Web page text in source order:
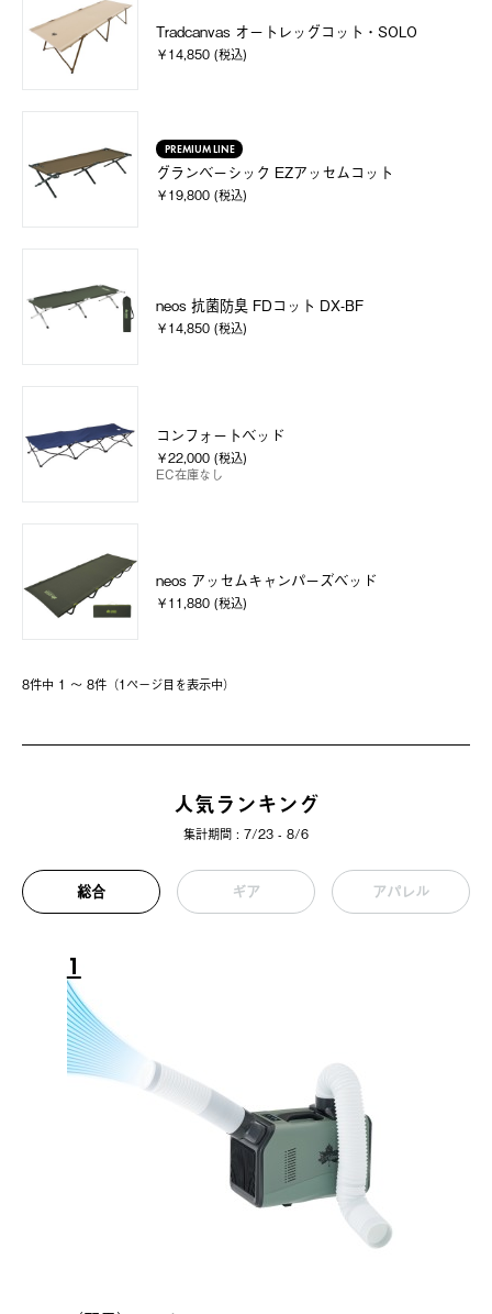
Tradcanvas オートレッグコット・SOLO
￥14,850 (税込)
PREMIUM LINE
グランベーシック EZアッセムコット
￥19,800 (税込)
neos 抗菌防臭 FDコット DX-BF
￥14,850 (税込)
コンフォートベッド
￥22,000 (税込)
EC在庫なし
neos アッセムキャンパーズベッド
￥11,880 (税込)
8件中 1 〜 8件（1ページ⽬を表⽰中）
人気ランキング
集計期間 : 7/23 - 8/6
総合 ギア アパレル
1